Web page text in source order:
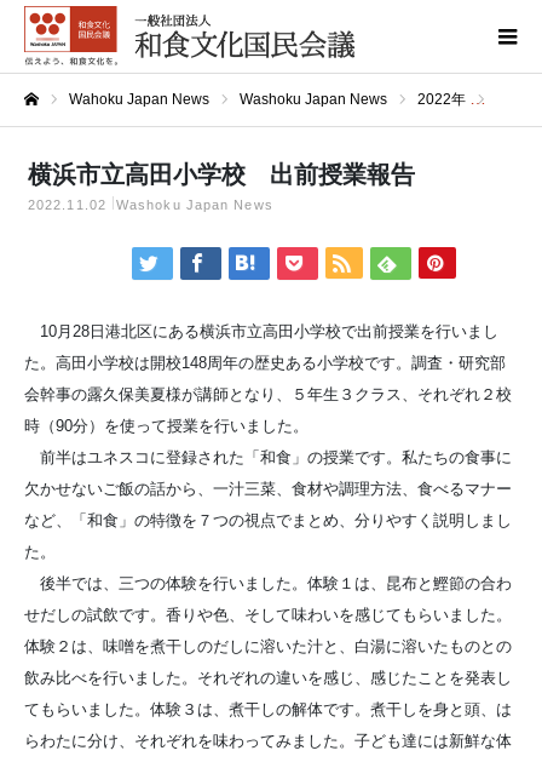
Wahoku Japan News Washoku Japan News 2022年
横浜市立高田小学校 出前授業報告
2022.11.02 Washoku Japan News
10月28日港北区にある横浜市立高田小学校で出前授業を行いまし
た。高田小学校は開校148周年の歴史ある小学校です。調査・研究部
会幹事の露久保美夏様が講師となり、５年生３クラス、それぞれ２校
時（90分）を使って授業を行いました。
前半はユネスコに登録された「和食」の授業です。私たちの食事に
欠かせないご飯の話から、一汁三菜、食材や調理方法、食べるマナー
など、「和食」の特徴を７つの視点でまとめ、分りやすく説明しまし
た。
後半では、三つの体験を行いました。体験１は、昆布と鰹節の合わ
せだしの試飲です。香りや色、そして味わいを感じてもらいました。
体験２は、味噌を煮干しのだしに溶いた汁と、白湯に溶いたものとの
飲み比べを行いました。それぞれの違いを感じ、感じたことを発表し
てもらいました。体験３は、煮干しの解体です。煮干しを身と頭、は
らわたに分け、それぞれを味わってみました。子ども達には新鮮な体